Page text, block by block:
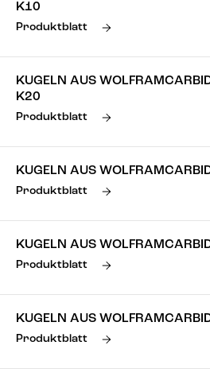
K10
Produktblatt
KUGELN AUS
K20
Produktblatt
KUGELN AUS
Produktblatt
KUGELN AUS
Produktblatt
KUGELN AUS
Produktblatt